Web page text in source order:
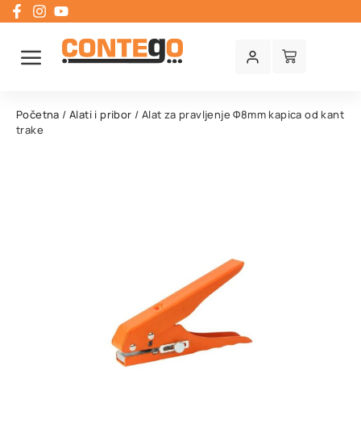
Početna /Alati i pribor / Alat za pravljenje Φ8mm kapica od kant
trake